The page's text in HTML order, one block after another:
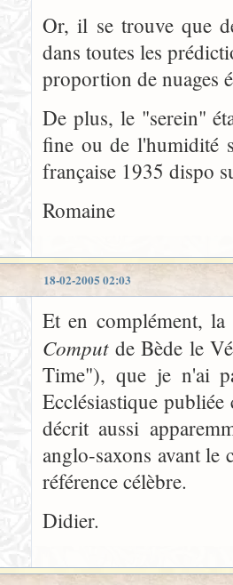
Or, il se trouve que
dans toutes les
proportion de nuages
De plus, le "serein"
fine ou de l'humidité
française 1935 dispo
Romaine
18-02-2005 02:03
Et en complément,
Computde Bède le
Time"), que je n'ai
Ecclésiastique
décrit aussi
anglo-saxons avant le
référence célèbre.
Didier.